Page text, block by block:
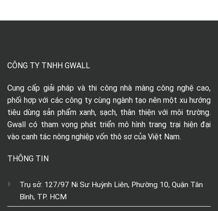
CÔNG TY TNHH GWALL
Cung cấp giải pháp và thi công nhà màng công nghệ cao,
phối hợp với các công ty cùng ngành tạo nên một xu hướng
tiêu dùng sản phẩm xanh, sạch, thân thiện với môi trường.
Gwall có tham vọng phát triển mô hình trang trại hiện đại
vào canh tác nông nghiệp vốn thô sơ của Việt Nam.
THÔNG TIN
Trụ sở: 127/97 Ni Sư Huỳnh Liên, Phường 10, Quận Tân
Bình, TP. HCM